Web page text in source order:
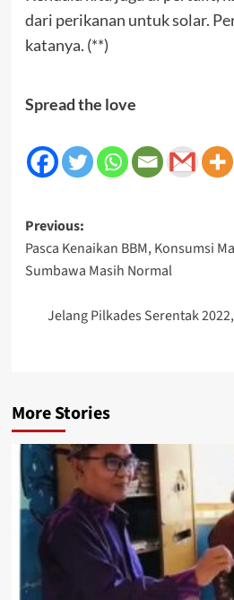
dari perikanan untuk solar.
katanya. (**)
Spread the love
Post
navigation
Previous:
Pasca Kenaikan BBM, Konsumsi
Sumbawa Masih Normal
Jelang Pilkades Serentak
More Stories